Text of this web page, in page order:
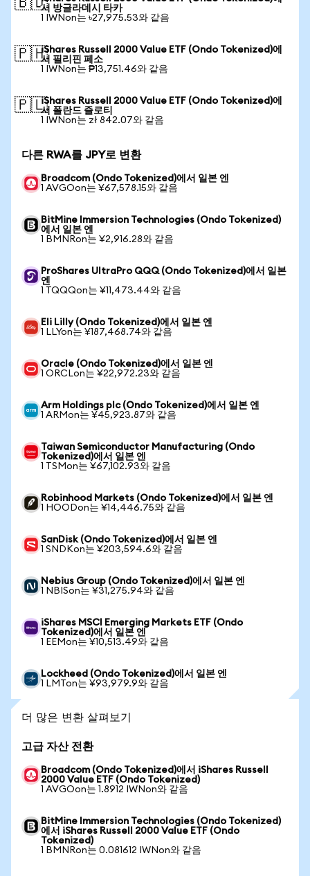
🇧🇩서 방글라데시 타카
1 IWNon는 ৳27,975.53와 같음
🇵🇭iShares Russell 2000 Value ETF (Ondo Tokenized)에
서 필리핀 페소
1 IWNon는 ₱13,751.46와 같음
🇵🇱iShares Russell 2000 Value ETF (Ondo Tokenized)에
서 폴란드 즐로티
1 IWNon는 zł 842.07와 같음
다른 RWA를 JPY로 변환
Broadcom (Ondo Tokenized)에서 일본 엔
1 AVGOon는 ¥67,578.15와 같음
BitMine Immersion Technologies (Ondo Tokenized)
에서 일본 엔
1 BMNRon는 ¥2,916.28와 같음
ProShares UltraPro QQQ (Ondo Tokenized)에서 일본
엔
1 TQQQon는 ¥11,473.44와 같음
Eli Lilly (Ondo Tokenized)에서 일본 엔
1 LLYon는 ¥187,468.74와 같음
Oracle (Ondo Tokenized)에서 일본 엔
1 ORCLon는 ¥22,972.23와 같음
Arm Holdings plc (Ondo Tokenized)에서 일본 엔
1 ARMon는 ¥45,923.87와 같음
Taiwan Semiconductor Manufacturing (Ondo
Tokenized)에서 일본 엔
1 TSMon는 ¥67,102.93와 같음
Robinhood Markets (Ondo Tokenized)에서 일본 엔
1 HOODon는 ¥14,446.75와 같음
SanDisk (Ondo Tokenized)에서 일본 엔
1 SNDKon는 ¥203,594.6와 같음
Nebius Group (Ondo Tokenized)에서 일본 엔
1 NBISon는 ¥31,275.94와 같음
iShares MSCI Emerging Markets ETF (Ondo
Tokenized)에서 일본 엔
1 EEMon는 ¥10,513.49와 같음
Lockheed (Ondo Tokenized)에서 일본 엔
1 LMTon는 ¥93,979.9와 같음
더 많은 변환 살펴보기
고급 자산 전환
Broadcom (Ondo Tokenized)에서 iShares Russell
2000 Value ETF (Ondo Tokenized)
1 AVGOon는 1.8912 IWNon와 같음
BitMine Immersion Technologies (Ondo Tokenized)
에서 iShares Russell 2000 Value ETF (Ondo
Tokenized)
1 BMNRon는 0.081612 IWNon와 같음